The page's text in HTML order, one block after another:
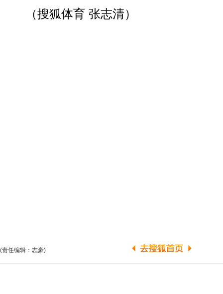
（搜狐体育 张志清）
(责任编辑：志豪)